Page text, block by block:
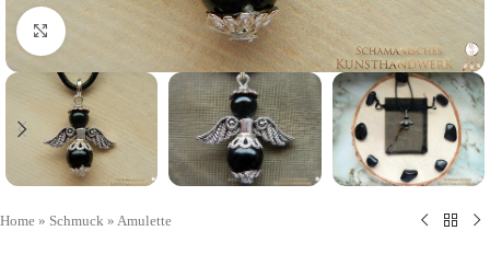
Click to enlarge
Home » Schmuck » Amulette